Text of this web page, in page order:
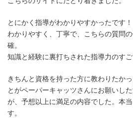
とにかく指導がわかりやすかったです！
わかりやすく、丁寧で、こちらの質問
確。
知識と経験に裏打ちされた指導力のすご
きちんと資格を持った方に教わりたか
とがペーパーキャッツさんにお願いし
が、予想以上に満足の内容でした。本
す。